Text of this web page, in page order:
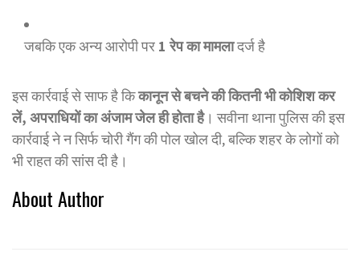
जबकि एक अन्य आरोपी पर 1 रेप का मामलादर्ज है
इस कार्रवाई से साफ है किकानून से बचने की कितनी भी कोशिश कर
लें, अपराधियों का अंजाम जेल ही होता है। सवीना थाना पुलिस की इस
कार्रवाई ने न सिर्फ चोरी गैंग की पोल खोल दी, बल्कि शहर के लोगों को
भी राहत की सांस दी है।
About Author